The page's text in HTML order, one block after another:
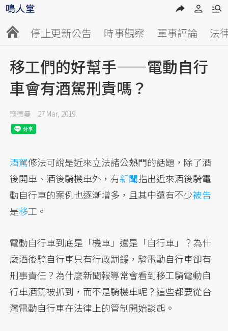
停止更新公告 時事觀察 軍事評論 法
移工們的好幫手——電動自行
車會有酒駕刑責嗎？
寇德曼 27 Mar, 2019
酒駕修法可說是近來立法諸公熱門的話題，除了酒
後開車、酒後騎機車外，有新聞指出近來酒後騎電
動自行車的案例也逐漸增多，且其中還有不少被告
是移工 。
電動自行車到底是「機車」還是「自行車」？為什
麼酒後騎自行車只有行政罰鍰，騎電動自行車卻有
刑事責任？為什麼新聞報導常會看到移工騎電動自
行車酒駕被抓到，而不是騎機車呢？這些都要從台
灣電動自行車在法律上的管制開始談起。